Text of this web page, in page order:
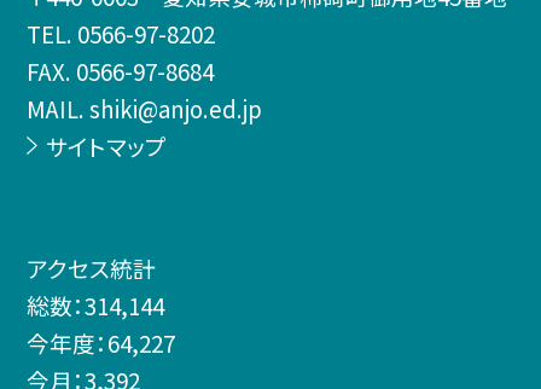
TEL. 0566-97-8202
FAX. 0566-97-8684
MAIL. shiki@anjo.ed.jp
サイトマップ
アクセス統計
総数：314,144
今年度：64,227
今月：3,392